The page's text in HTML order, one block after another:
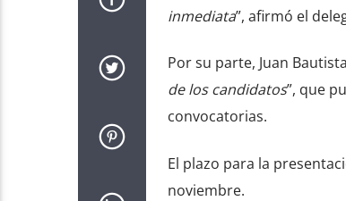
inmediata”, afirmó el
Por su parte, Juan
de los candidatos”, que
convocatorias.
El plazo para la
noviembre.